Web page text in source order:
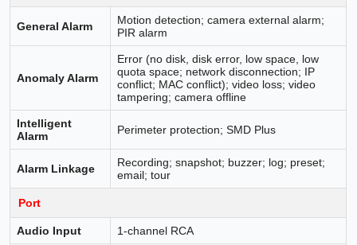
General Alarm
Motion detection; camera external alarm;
PIR alarm
Anomaly Alarm
Error (no disk, disk error, low space, low
quota space; network disconnection; IP
conflict; MAC conflict); video loss; video
tampering; camera offline
Intelligent
Alarm
Perimeter protection; SMD Plus
Alarm Linkage
Recording; snapshot; buzzer; log; preset;
email; tour
Port
Audio Input 1-channel RCA